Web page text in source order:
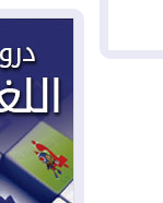
08-03
بمنع
08-03
دينار!